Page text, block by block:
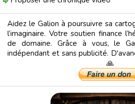
Aidez le Galion à poursuivre sa
l’imaginaire. Votre soutien finance
de domaine. Grâce à vous, le
indépendant et sans publicité.
🙏